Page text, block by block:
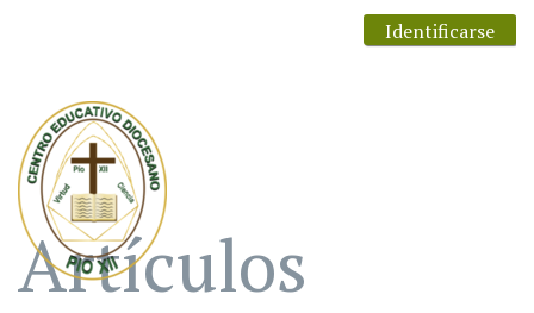
Identificarse
Artículos